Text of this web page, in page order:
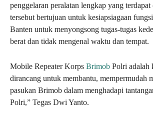
penggelaran peralatan lengkap yang
tersebut bertujuan untuk kesiapsiagaan
Banten untuk menyongsong tugas-tugas
berat dan tidak mengenal waktu dan tempat.
Mobile Repeater Korps Brimob Polri adalah
dirancang untuk membantu, mempermudah
pasukan Brimob dalam menghadapi
Polri,” Tegas Dwi Yanto.